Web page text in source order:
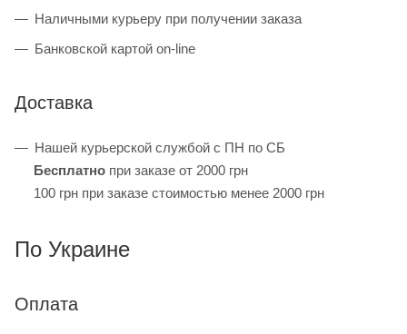
Наличными курьеру при получении заказа
Банковской картой on-line
Доставка
Нашей курьерской службой с ПН по СБ
Бесплатно при заказе от 2000 грн
100 грн при заказе стоимостью менее 2000 грн
По Украине
Оплата